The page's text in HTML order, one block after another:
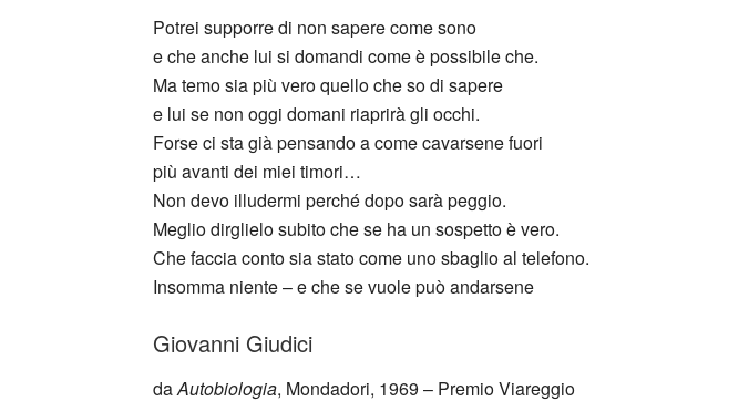
Potrei supporre di non sapere come sono
e che anche lui si domandi come è possibile che.
Ma temo sia più vero quello che so di sapere
e lui se non oggi domani riaprirà gli occhi.
Forse ci sta già pensando a come cavarsene fuori
più avanti dei miei timori…
Non devo illudermi perché dopo sarà peggio.
Meglio dirglielo subito che se ha un sospetto è vero.
Che faccia conto sia stato come uno sbaglio al telefono.
Insomma niente – e che se vuole può andarsene
Giovanni Giudici
daAutobiologia, Mondadori, 1969 – Premio Viareggio